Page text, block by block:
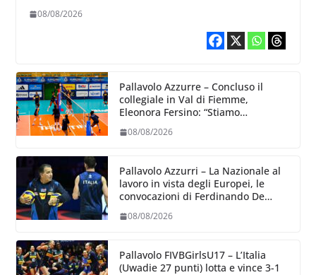
08/08/2026
Pallavolo Azzurre – Concluso il
collegiale in Val di Fiemme,
Eleonora Fersino: “Stiamo
dove poter migliorare”.
08/08/2026
Pallavolo Azzurri – La Nazionale al
lavoro in vista degli Europei, le
convocazioni di Ferdinando De
08/08/2026
Pallavolo FIVBGirlsU17 – L’Italia
(Uwadie 27 punti) lotta e vince 3-1